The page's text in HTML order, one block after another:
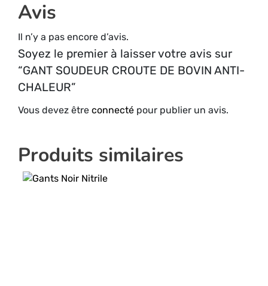
Avis
Il n’y a pas encore d’avis.
Soyez le premier à laisser votre avis sur
“GANT SOUDEUR CROUTE DE BOVIN ANTI-
CHALEUR”
Vous devez être connecté pour publier un avis.
Produits similaires